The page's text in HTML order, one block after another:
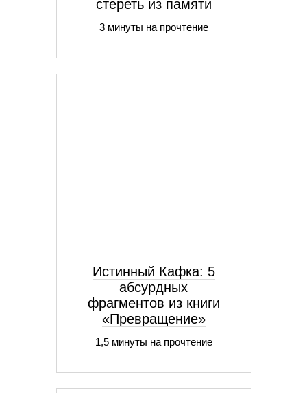
стереть из памяти
3 минуты на прочтение
Истинный Кафка: 5
абсурдных
фрагментов из книги
«Превращение»
1,5 минуты на прочтение